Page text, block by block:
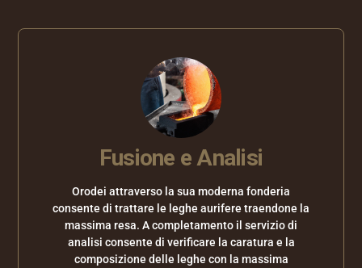
Fusione e Analisi
Orodei attraverso la sua moderna fonderia
consente di trattare le leghe aurifere traendone la
massima resa. A completamento il servizio di
analisi consente di verificare la caratura e la
composizione delle leghe con la massima